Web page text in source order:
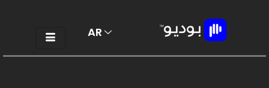
AR